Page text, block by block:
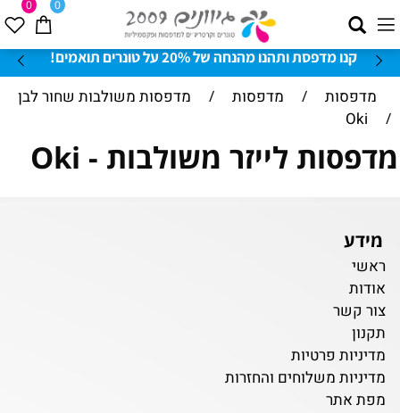
קנו מדפסת ותהנו מהנחה של 20% על טונרים תואמים!
0 0
מדפסות / מדפסות / מדפסות משולבות שחור לבן
/
Oki
מדפסות לייזר משולבות - Oki
מידע
ראשי
אודות
צור קשר
תקנון
מדיניות פרטיות
מדיניות משלוחים והחזרות
מפת אתר